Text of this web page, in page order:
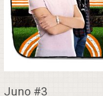
Juno #3